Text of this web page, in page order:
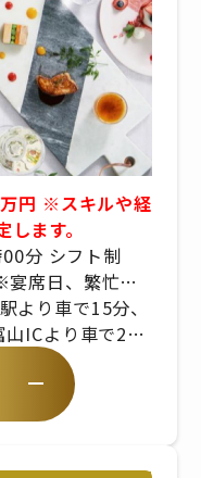
円 ※スキルや経
ます。
分 シフト制
宴席日、繁忙期
出勤時間、勤務
り異なります
より車で15分、
ICより車で20